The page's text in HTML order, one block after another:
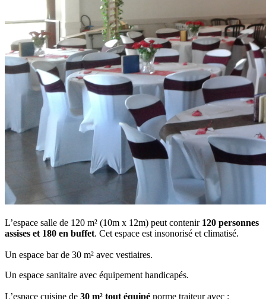
L’espace salle de 120 m² (10m x 12m) peut contenir 120 personnes
assises et 180 en buffet. Cet espace est insonorisé et climatisé.
Un espace bar de 30 m² avec vestiaires.
Un espace sanitaire avec équipement handicapés.
L’espace cuisine de 30 m² tout équipé norme traiteur avec :